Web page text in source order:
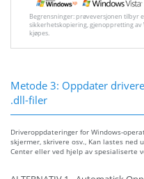
Begrensninger: prøveversjonen tilbyr
sikkerhetskopiering, gjenoppretting av
kjøpes.
Metode 3: Oppdater
.dll-filer
Driveroppdateringer for Windows-
skjermer, skrivere osv., Kan lastes ned
Center eller ved hjelp av spesialiserte